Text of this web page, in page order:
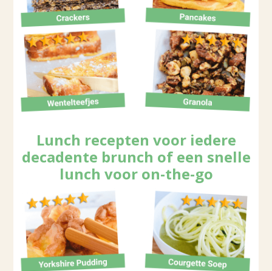
Lunch recepten voor iedere
decadente brunch of een snelle
lunch voor on-the-go